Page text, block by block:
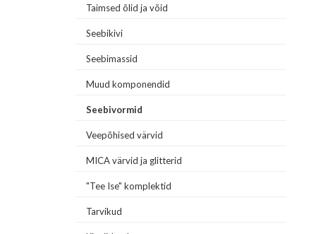
Taimsed õlid ja võid
Seebikivi
Seebimassid
Muud komponendid
Seebivormid
Veepõhised värvid
MICA värvid ja glitterid
"Tee Ise" komplektid
Tarvikud